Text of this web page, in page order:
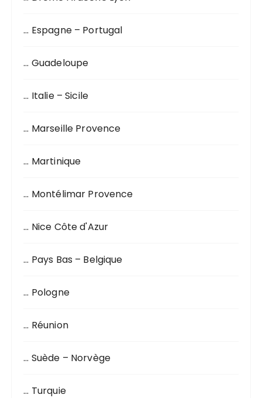
… Espagne – Portugal
… Guadeloupe
… Italie – Sicile
… Marseille Provence
… Martinique
… Montélimar Provence
… Nice Côte d'Azur
… Pays Bas – Belgique
… Pologne
… Réunion
… Suède – Norvège
… Turquie